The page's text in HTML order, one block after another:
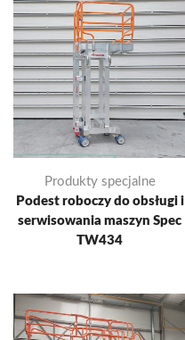
Produkty specjalne
Podest roboczy do obsługi i
serwisowania maszyn Spec
TW434